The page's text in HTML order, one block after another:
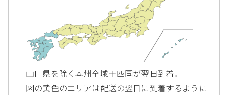
山口県を除く本州全域＋四国が翌日到着。
図の黄色のエリアは配送の翌日に到着するように